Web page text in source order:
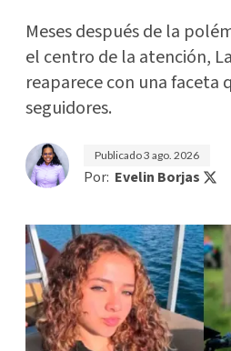
Meses después de la
el centro de la atención,
reaparece con una faceta
seguidores.
Publicado3 ago. 2026
Por: Evelin Borjas